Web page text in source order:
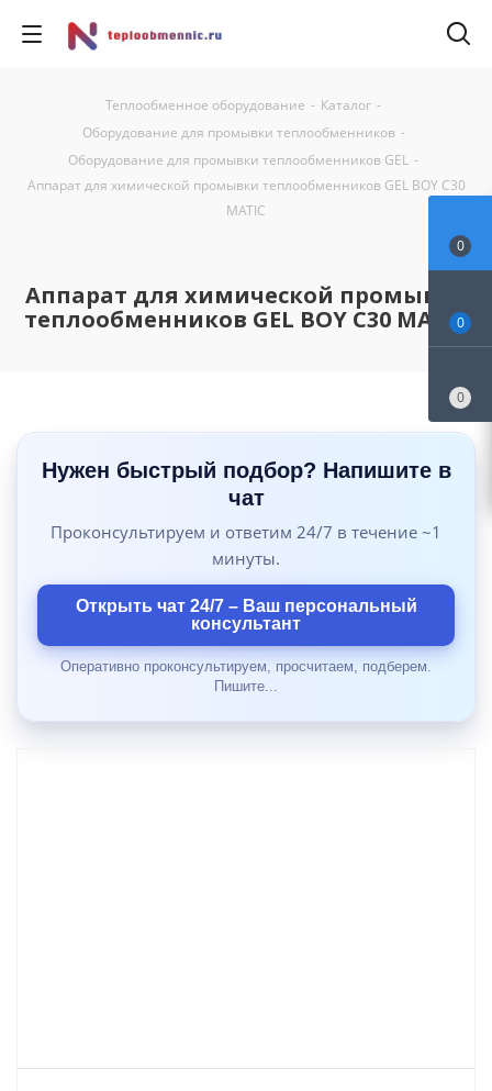
Теплообменное оборудование - Каталог -
Оборудование для промывки теплообменников -
Оборудование для промывки теплообменников GEL -
Аппарат для химической промывки теплообменников GEL BOY C30
MATIC
Аппарат для химической промывки
теплообменников GEL BOY C30 MATIC
Нужен быстрый подбор? Напишите в
чат
Проконсультируем и ответим 24/7 в течение ~1
минуты.
Открыть чат 24/7 – Ваш персональный
консультант
Оперативно проконсультируем, просчитаем, подберем.
Пишите...
0
0
0